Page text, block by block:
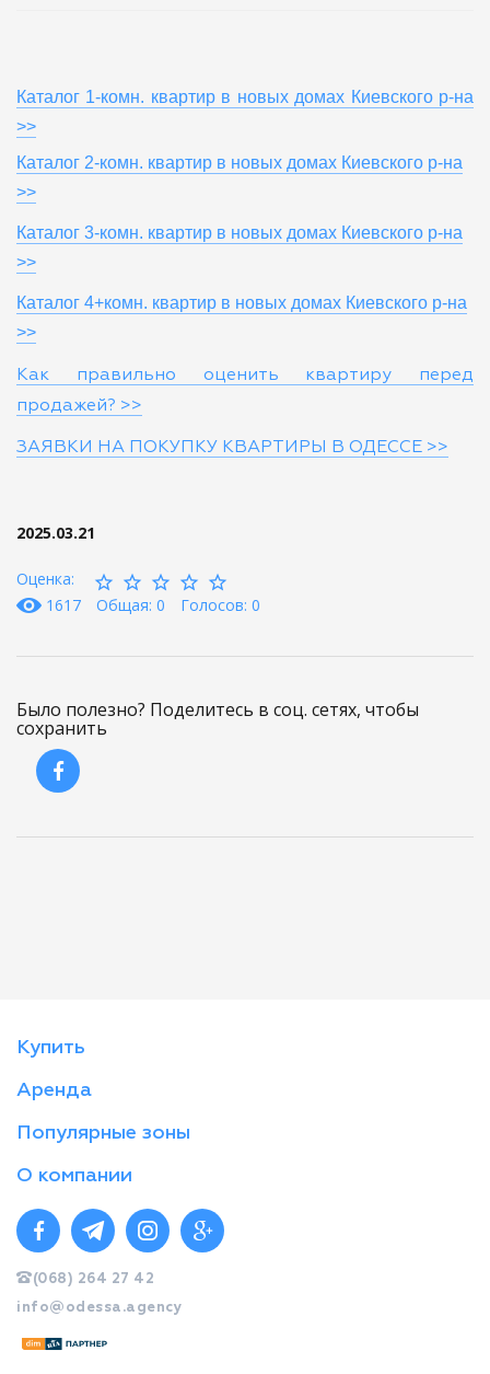
Каталог 1-комн. квартир в новых домах Киевского р-на
>>
Каталог 2-комн. квартир в новых домах Киевского р-на
>>
Каталог 3-комн. квартир в новых домах Киевского р-на
>>
Каталог 4+комн. квартир в новых домах Киевского р-на
>>
Как правильно оценить квартиру перед
продажей? >>
ЗАЯВКИ НА ПОКУПКУ КВАРТИРЫ В ОДЕССЕ >>
2025.03.21
Оценка:
1617
Общая: 0 Голосов: 0
Было полезно? Поделитесь в соц. сетях, чтобы
сохранить
Купить
Аренда
Популярные зоны
О компании
(068) 264 27 42
info@odessa.agency